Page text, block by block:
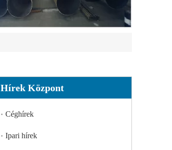
Hírek Központ
Céghírek
Ipari hírek